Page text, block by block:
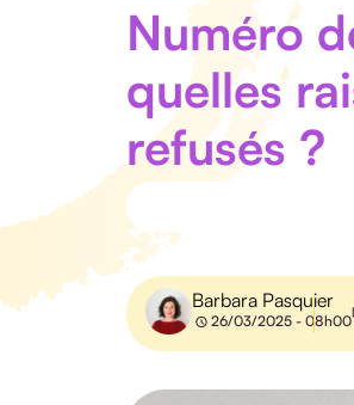
Numéro
quelles
refusés ?
Barbara Pasquier
26/03/2025 - 08h00